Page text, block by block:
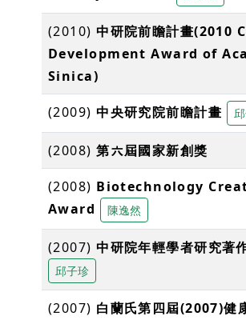
(2010)中研院前瞻計畫(2010
Development Award of
Sinica)
(2009)中央研究院前瞻計畫
(2008)第六屆國家新創獎
(2008) Biotechnology
Award
陳逸然
(2007)中研院年輕學者研究著
邱子珍
(2007) 白蘭氏第四屆(2007)健